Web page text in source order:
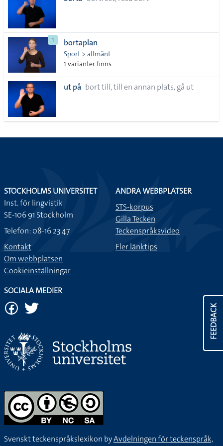
1 bortaplan
Sport > allmänt
1 varianter finns
ut på bort till, till en annan plats, gå ut
FEEDBACK
STOCKHOLMS UNIVERSITET
Inst. för lingvistik
SE-106 91 Stockholm
Telefon: 08-16 23 47
Kontakt
Om webbplatsen
Cookieinställningar
ANDRA WEBBPLATSER
STS-korpus
Gilla Tecken
Teckenspråksvideo
Fler länktips
SOCIALA MEDIER
Svenskt teckenspråkslexikon byAvdelningen för teckenspråk,